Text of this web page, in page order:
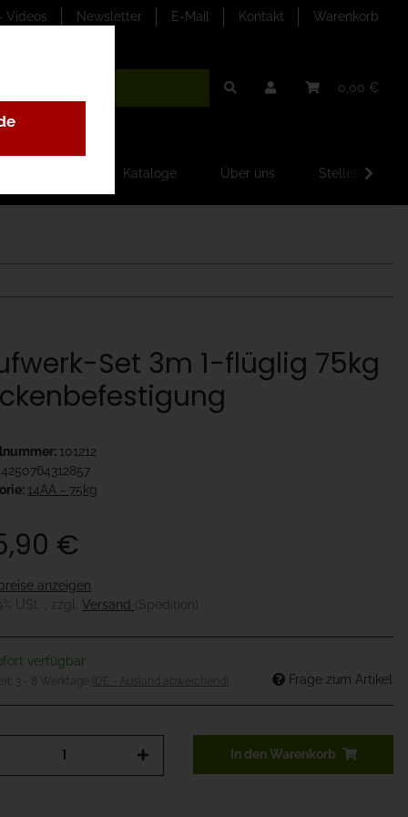
Videos Newsletter E-Mail Kontakt Warenkorb
0,00 €
Kataloge Über uns
Set 3m 1-flüglig 75kg
101212
4250764312857
14AA - 75kg
€
anzeigen
USt. , zzgl. Versand (Spedition)
verfügbar
3 - 8 Werktage (DE - Ausland abweichend) Frage zum Artikel
In den Warenkorb